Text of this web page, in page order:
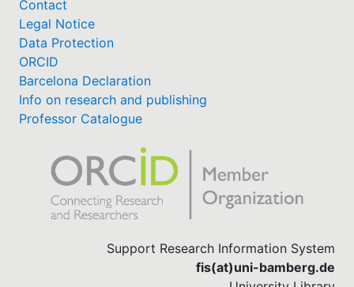
Contact
Legal Notice
Data Protection
ORCID
Barcelona Declaration
Info on research and publishing
Professor Catalogue
Support Research Information System
fis(at)uni-bamberg.de